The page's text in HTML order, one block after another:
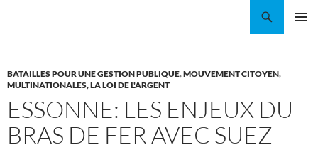
BATAILLES POUR UNE GESTION PUBLIQUE,MOUVEMENT CITOYEN,
MULTINATIONALES, LA LOI DE L'ARGENT
ESSONNE: LES ENJEUX DU
BRAS DE FER AVEC SUEZ